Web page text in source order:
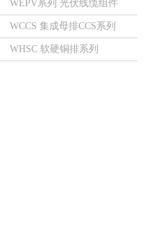
WEPV系列 光伏线缆组件
WCCS 集成母排CCS系列
WHSC 软硬铜排系列